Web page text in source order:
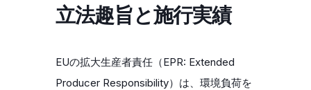
立法趣旨と施行実績
EUの拡大生産者責任（EPR: Extended
Producer Responsibility）は、環境負荷を